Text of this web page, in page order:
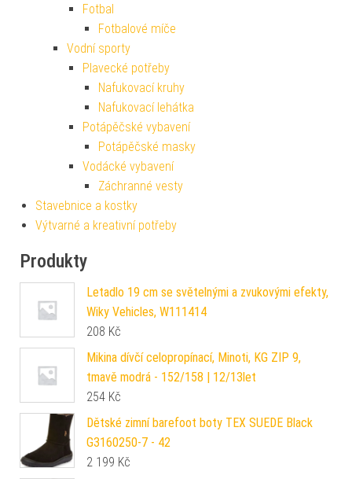
Fotbal
Fotbalové míče
Vodní sporty
Plavecké potřeby
Nafukovací kruhy
Nafukovací lehátka
Potápěčské vybavení
Potápěčské masky
Vodácké vybavení
Záchranné vesty
Stavebnice a kostky
Výtvarné a kreativní potřeby
Produkty
Letadlo 19 cm se světelnými a zvukovými efekty,
Wiky Vehicles, W111414
208 Kč
Mikina dívčí celopropínací, Minoti, KG ZIP 9,
tmavě modrá - 152/158 | 12/13let
254 Kč
Dětské zimní barefoot boty TEX SUEDE Black
G3160250-7 - 42
2 199 Kč